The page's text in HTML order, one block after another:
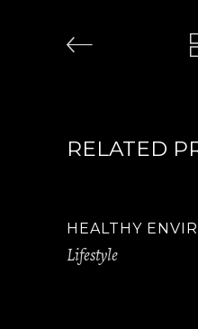
RELATED
HEALTHY
Lifestyle